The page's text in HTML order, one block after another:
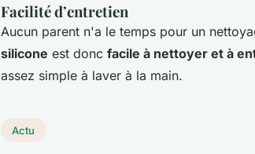
Facilité d’entretien
Aucun parent n'a le temps pour un
silicone est donc facile à nettoyer et à
assez simple à laver à la main.
Actu